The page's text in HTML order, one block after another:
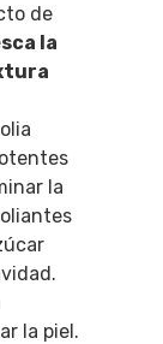
de
la
la
la piel.